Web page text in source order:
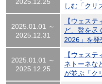
しむ「クリ
2025.01.01 ～
2025.12.31
【ウェス
ど、贅を尽
2026」を発
2025.01.01 ～
2025.12.25
【ウェス
ネトーネな
が並ぶ「ク